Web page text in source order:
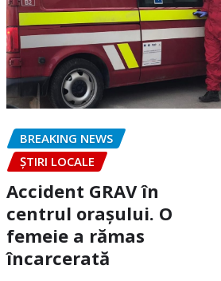
BREAKING NEWS
ȘTIRI LOCALE
Accident GRAV în
centrul orașului. O
femeie a rămas
încarcerată